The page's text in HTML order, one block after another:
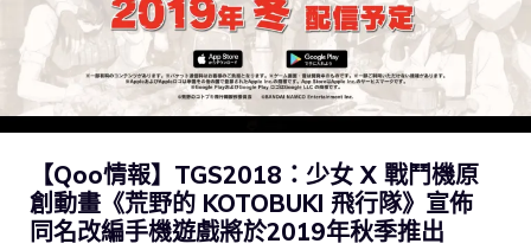
【Qoo情報】TGS2018：少女 X 戰鬥機原
創動畫《荒野的 KOTOBUKI 飛行隊》宣佈
同名改編手機遊戲將於2019年秋季推出